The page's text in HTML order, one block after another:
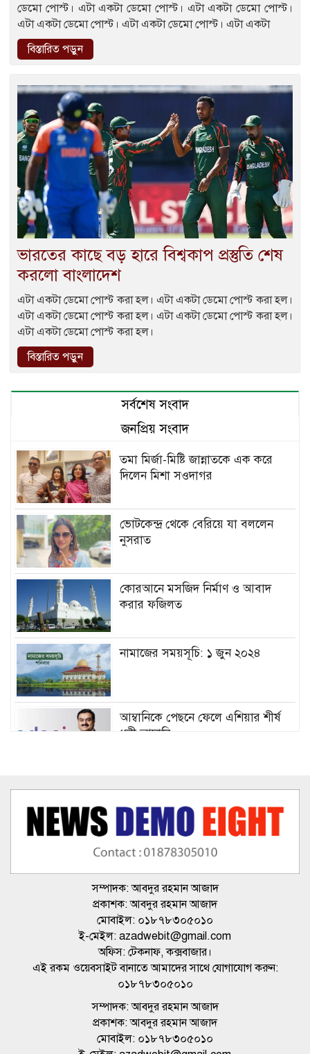
ডেমো পোস্ট। এটা একটা ডেমো পোস্ট। এটা একটা ডেমো পোস্ট।
এটা একটা ডেমো পোস্ট। এটা একটা ডেমো পোস্ট। এটা একটা
বিস্তারিত পড়ুন
ভারতের কাছে বড় হারে বিশ্বকাপ প্রস্তুতি শেষ
করলো বাংলাদেশ
এটা একটা ডেমো পোস্ট করা হল। এটা একটা ডেমো পোস্ট করা হল।
এটা একটা ডেমো পোস্ট করা হল। এটা একটা ডেমো পোস্ট করা হল।
এটা একটা ডেমো পোস্ট করা হল।
বিস্তারিত পড়ুন
সর্বশেষ সংবাদ
জনপ্রিয় সংবাদ
তমা মির্জা-মিষ্টি জান্নাতকে এক করে
দিলেন মিশা সওদাগর
ভোটকেন্দ্র থেকে বেরিয়ে যা বললেন
নুসরাত
কোরআনে মসজিদ নির্মাণ ও আবাদ
করার ফজিলত
নামাজের সময়সূচি: ১ জুন ২০২৪
আম্বানিকে পেছনে ফেলে এশিয়ার শীর্ষ
ধনী আদানি
এমপি আনার হত্যা: এবার নেপাল
যাচ্ছেন ডিবিপ্রধান হারুন
ভারতের কাছে বড় হারে বিশ্বকাপ প্রস্তুতি
শেষ করলো বাংলাদেশ
সম্পাদক: আবদুর রহমান আজাদ
প্রকাশক: আবদুর রহমান আজাদ
মোবাইল: ০১৮৭৮৩০৫০১০
ই-মেইল: azadwebit@gmail.com
অফিস: টেকনাফ, কক্সবাজার।
এই রকম ওয়েবসাইট বানাতে আমাদের সাথে যোগাযোগ করুন:
০১৮৭৮৩০৫০১০
সম্পাদক: আবদুর রহমান আজাদ
প্রকাশক: আবদুর রহমান আজাদ
মোবাইল: ০১৮৭৮৩০৫০১০